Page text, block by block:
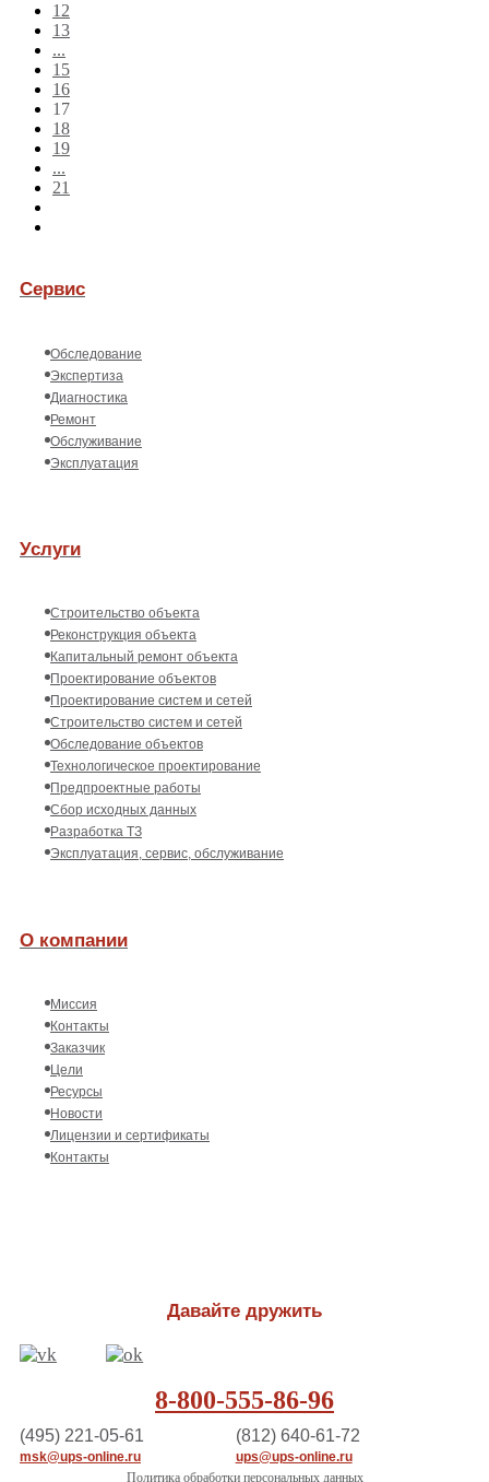
12
13
...
15
16
17
18
19
...
21
Сервис
Обследование
Экспертиза
Диагностика
Ремонт
Обслуживание
Эксплуатация
Услуги
Строительство объекта
Реконструкция объекта
Капитальный ремонт объекта
Проектирование объектов
Проектирование систем и сетей
Строительство систем и сетей
Обследование объектов
Технологическое проектирование
Предпроектные работы
Сбор исходных данных
Разработка ТЗ
Эксплуатация, сервис, обслуживание
О компании
Миссия
Контакты
Заказчик
Цели
Ресурсы
Новости
Лицензии и сертификаты
Контакты
Давайте дружить
8-800-555-86-96
(495) 221-05-61
msk@ups-online.ru
(812) 640-61-72
ups@ups-online.ru
Политика обработки персональных данных